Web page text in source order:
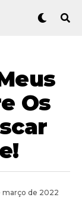
Os
março de 2022